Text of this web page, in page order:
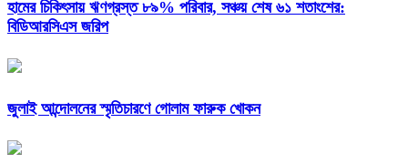
হামের চিকিৎসায় ঋণগ্রস্ত ৮৯% পরিবার, সঞ্চয় শেষ ৬১ শতাংশের:
বিডিআরসিএস জরিপ
জুলাই আন্দোলনের স্মৃতিচারণে গোলাম ফারুক খোকন